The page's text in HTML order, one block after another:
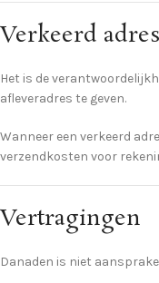
Verkeerd
Het is de
afleveradres te geven.
Wanneer een verkeerd
verzendkosten voor
Vertragingen
Danaden is niet